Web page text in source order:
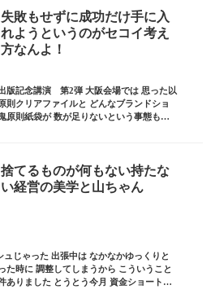
失敗もせずに成功だけ手に入
れようというのがセコイ考え
方なんよ！
版記念講演 第2弾 大阪会場では 思った以
則クリアファイルと どんなブランドショ
原則紙袋が 数が足りないという事態も発
捨てるものが何もない持たな
い経営の美学と山ちゃん
じゃった 出張中は なかなかゆっくりと
た時に 調整してしまうから こういうこと
ありました とうとう今月 資金ショートし